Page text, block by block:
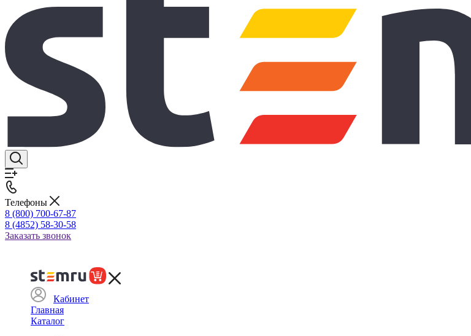
Телефоны
8 (800) 700-67-87
8 (4852) 58-30-58
Заказать звонок
Кабинет
Главная
Каталог